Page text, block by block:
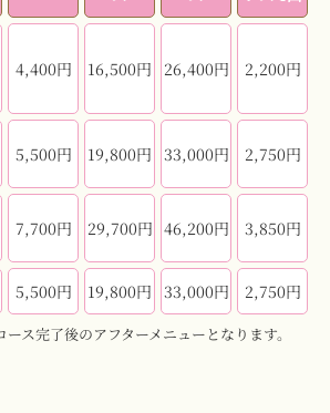
4,400円 16,500円 26,400円 2,200円
5,500円 19,800円 33,000円 2,750円
7,700円 29,700円 46,200円 3,850円
5,500円 19,800円 33,000円 2,750円
ス完了後のアフターメニューとなります。